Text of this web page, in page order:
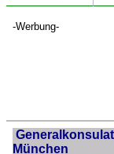
-Werbung-
München